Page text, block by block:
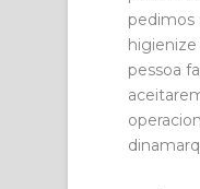
pedimos
pessoa